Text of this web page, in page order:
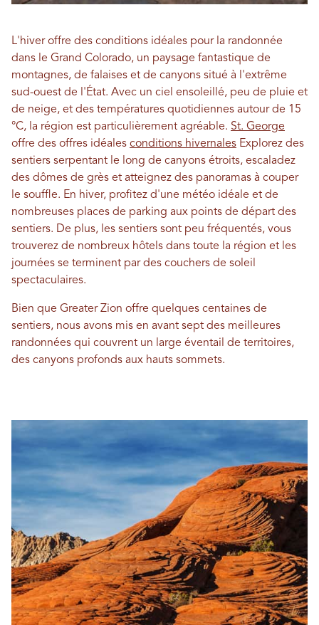
L'hiver offre des conditions idéales pour la randonnée
dans le Grand Colorado, un paysage fantastique de
montagnes, de falaises et de canyons situé à l'extrême
sud-ouest de l'État. Avec un ciel ensoleillé, peu de pluie et
de neige, et des températures quotidiennes autour de 15
°C, la région est particulièrement agréable. St. George
offre des offres idéales conditions hivernales Explorez des
sentiers serpentant le long de canyons étroits, escaladez
des dômes de grès et atteignez des panoramas à couper
le souffle. En hiver, profitez d'une météo idéale et de
nombreuses places de parking aux points de départ des
sentiers. De plus, les sentiers sont peu fréquentés, vous
trouverez de nombreux hôtels dans toute la région et les
journées se terminent par des couchers de soleil
spectaculaires.
Bien que Greater Zion offre quelques centaines de
sentiers, nous avons mis en avant sept des meilleures
randonnées qui couvrent un large éventail de territoires,
des canyons profonds aux hauts sommets.